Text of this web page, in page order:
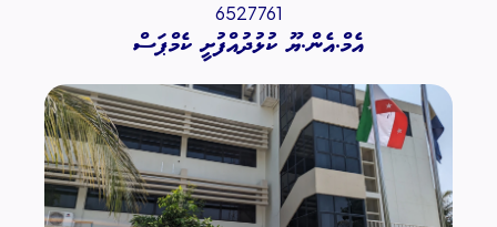
6527761
އެމް.އެން.ޔޫ ކުޅުދުއްފުށީ ކެމްޕަސް